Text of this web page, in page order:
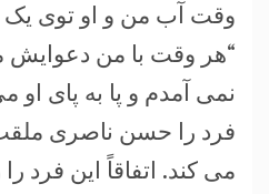
وقت آب من و او توی
“هر وقت با من دعوایش
نمی آمدم و پا به پای او
فرد را حسن ناصری
می کند. اتفاقاً این فرد